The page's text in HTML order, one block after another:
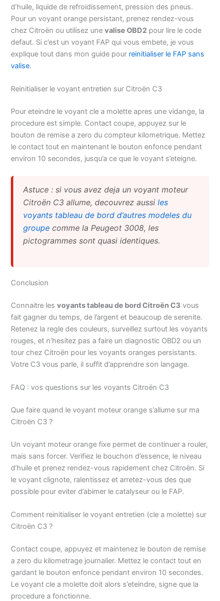
d’huile, liquide de refroidissement, pression des pneus.
Pour un voyant orange persistant, prenez rendez-vous
chez Citroën ou utilisez unevalise OBD2 pour lire le code
defaut. Si c’est un voyant FAP qui vous embete, je vous
explique tout dans mon guide pour reinitialiser le FAP sans
valise.
Reinitialiser le voyant entretien sur Citroën C3
Pour eteindre le voyant cle a molette apres une vidange, la
procedure est simple. Contact coupe, appuyez sur le
bouton de remise a zero du compteur kilometrique. Mettez
le contact tout en maintenant le bouton enfonce pendant
environ 10 secondes, jusqu’a ce que le voyant s’eteigne.
Astuce : si vous avez deja un voyant moteur
Citroën C3 allume, decouvrez aussiles
voyants tableau de bord d’autres modeles du
groupe comme la Peugeot 3008, les
pictogrammes sont quasi identiques.
Conclusion
Connaitre lesvoyants tableau de bord Citroën C3 vous
fait gagner du temps, de l’argent et beaucoup de serenite.
Retenez la regle des couleurs, surveillez surtout les voyants
rouges, et n’hesitez pas a faire un diagnostic OBD2 ou un
tour chez Citroën pour les voyants oranges persistants.
Votre C3 vous parle, il suffit d’apprendre son langage.
FAQ : vos questions sur les voyants Citroën C3
Que faire quand le voyant moteur orange s’allume sur ma
Citroën C3 ?
Un voyant moteur orange fixe permet de continuer a rouler,
mais sans forcer. Verifiez le bouchon d’essence, le niveau
d’huile et prenez rendez-vous rapidement chez Citroën. Si
le voyant clignote, ralentissez et arretez-vous des que
possible pour eviter d’abimer le catalyseur ou le FAP.
Comment reinitialiser le voyant entretien (cle a molette) sur
Citroën C3 ?
Contact coupe, appuyez et maintenez le bouton de remise
a zero du kilometrage journalier. Mettez le contact tout en
gardant le bouton enfonce pendant environ 10 secondes.
Le voyant cle a molette doit alors s’eteindre, signe que la
procedure a fonctionne.